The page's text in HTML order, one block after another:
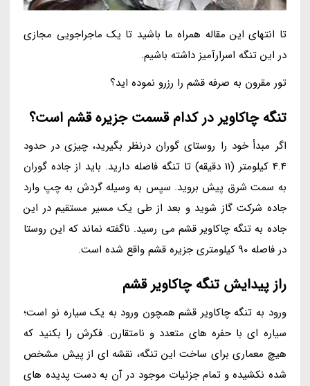
تا انتهای این مقاله همراه ما باشید تا یک ماجراجویی مجازی
در این تنگه اسرارآمیز داشته باشیم.
تور مقرون به صرفه قشم را رزرو نموده اید؟
تنگه چاکاویر در کدام قسمت جزیره قشم است؟
اگر مبدأ خود را روستای گوران درنظر بگیرید، چیزی در حدود
4.4 کیلومتر (11 دقیقه) تا تنگه فاصله دارید. باید از جاده گوران
به سمت شرق پیش بروید. سپس به وسیله گردش به چپ وارد
جاده شرکت گاز شوید و بعد از طی یک مسیر مستقیم در این
جاده به تنگه چاکاویر قشم می رسید. ناگفته نماند که این روستا
در فاصله 90 کیلومتری جزیره قشم واقع شده است.
راز پیدایش تنگه چاکاویر قشم
ورود به تنگه چاکاویر قشم همچون ورود به یک سیاره نو است؛
سیاره ای با حفره های متعدد و نامتقارن. فکرش را بکنید که
هیچ معماری برای ساخت این تنگه، نقشه ای از پیش مشخص
شده نکشیده و تمام جزئیات موجود در آن به دست پدیده های